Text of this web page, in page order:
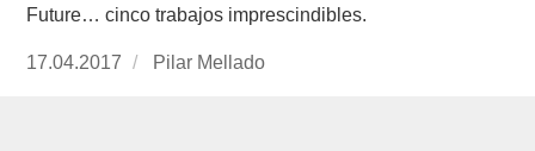
Future… cinco trabajos imprescindibles.
Publicado
17.04.2017
https://www.experimenta.es/author/pilar-
Pilar Mellado